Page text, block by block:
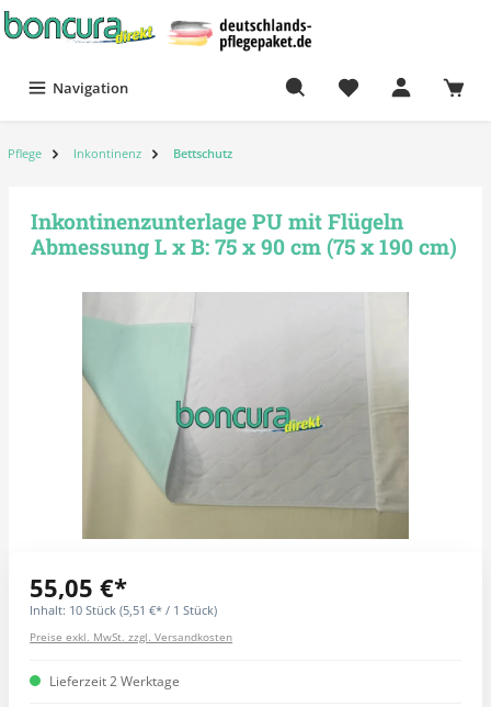
Navigation
Pflege Inkontinenz Bettschutz
Inkontinenzunterlage PU mit Flügeln
Abmessung L x B: 75 x 90 cm (75 x 190 cm)
55,05 €*
Inhalt: 10 Stück(5,51 €* / 1 Stück)
Preise exkl. MwSt. zzgl. Versandkosten
Lieferzeit 2 Werktage